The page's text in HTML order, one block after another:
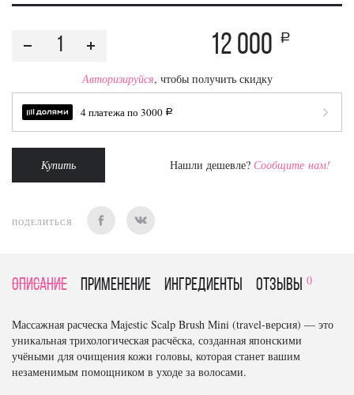
12 000 a
Авторизируйся, чтобы получить скидку
4 платежа по 3000 a
Купить Нашли дешевле? Сообщите нам!
ПОДЕЛИТЬСЯ
Описание Применение Ингредиенты отзывы 0
Массажная расческа Majestic Scalp Brush Mini (travel-версия) — это
уникальная трихологическая расчёска, созданная японскими
учёными для очищения кожи головы, которая станет вашим
незаменимым помощником в уходе за волосами.